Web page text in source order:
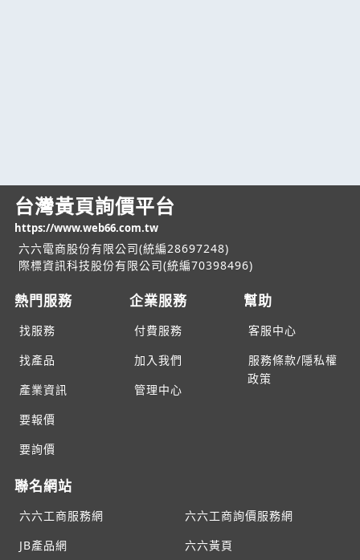
台灣黃頁詢價平台
https://www.web66.com.tw
六六電商股份有限公司(統編28697248)
際標資訊科技股份有限公司(統編70398496)
熱門服務
找服務
找產品
產業資訊
要報價
要詢價
企業服務
付費服務
加入我們
管理中心
幫助
客服中心
服務條款/隱私權
政策
聯名網站
六六工商服務網
六六工商詢價服務網
JB產品網
六六黃頁